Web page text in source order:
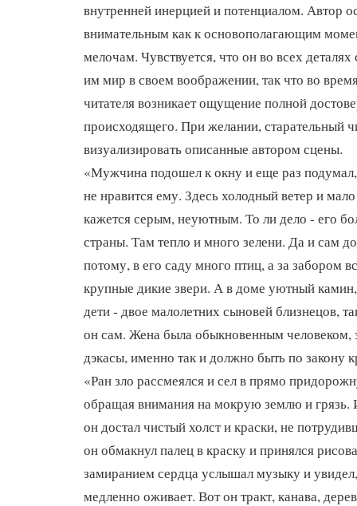
внутренней инерцией и потенциалом. Автор
внимательным как к основополагающим
мелочам. Чувствуется, что он во всех
им мир в своем воображении, так что во
читателя возникает ощущение полной
происходящего. При желании, старательный
визуализировать описанные автором сцены.
«Мужчина подошел к окну и еще раз
не нравится ему. Здесь холодный ветер и
кажется серым, неуютным. То ли дело - его
страны. Там тепло и много зелени. Да и сам
потому, в его саду много птиц, а за забором
крупные дикие звери. А в доме уютный
дети - двое малолетних сыновей близнецов,
он сам. Жена была обыкновенным человеком,
дэкасы, именно так и должно быть по закону
«Ран зло рассмеялся и сел в прямо
обращая внимания на мокрую землю и грязь.
он достал чистый холст и краски, не
он обмакнул палец в краску и принялся
замиранием сердца услышал музыку и
медленно оживает. Вот он тракт, канава,